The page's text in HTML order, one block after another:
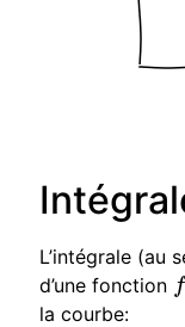
L’intégrale (au
d’une fonction f
f(
la courbe: